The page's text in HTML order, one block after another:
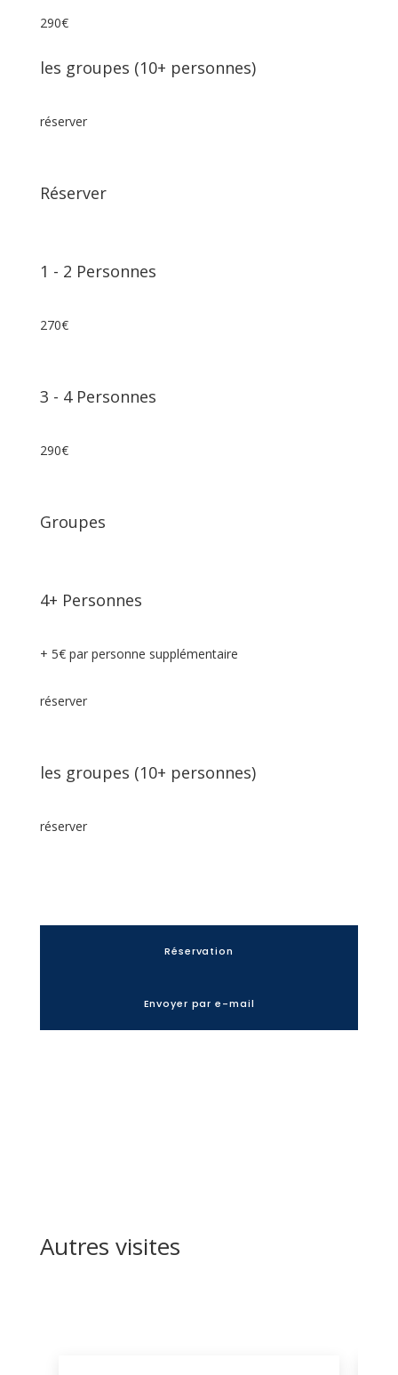
290€
les groupes (10+ personnes)
réserver
Réserver
1 ⁠⁠⁠⁠⁠- 2 Personnes
270€
3 ⁠⁠⁠⁠⁠- 4 Personnes
290€
Groupes
4+ Personnes
+ 5€ par personne supplémentaire
réserver
les groupes (10+ personnes)
réserver
Réservation
Envoyer par e-mail
Autres visites